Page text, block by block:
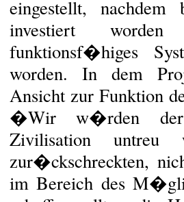
eingestellt,
investiert
funktionsf�higes
worden. In dem
Ansicht zur Funktion
�Wir w�rden der
Zivilisation
zur�ckschreckten,
im Bereich des